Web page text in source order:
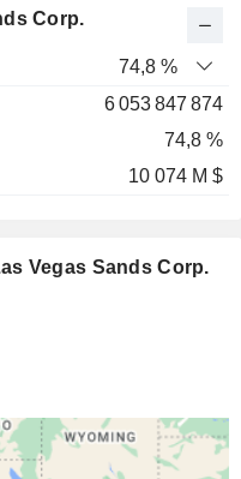
Corp.
74,8 %
6 053 847 874
74,8 %
10 074 M $
Vegas Sands Corp.